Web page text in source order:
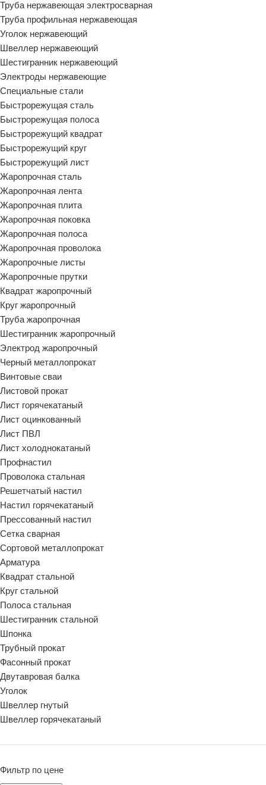
Труба нержавеющая электросварная
Труба профильная нержавеющая
Уголок нержавеющий
Швеллер нержавеющий
Шестигранник нержавеющий
Электроды нержавеющие
Специальные стали
Быстрорежущая сталь
Быстрорежущая полоса
Быстрорежущий квадрат
Быстрорежущий круг
Быстрорежущий лист
Жаропрочная сталь
Жаропрочная лента
Жаропрочная плита
Жаропрочная поковка
Жаропрочная полоса
Жаропрочная проволока
Жаропрочные листы
Жаропрочные прутки
Квадрат жаропрочный
Круг жаропрочный
Труба жаропрочная
Шестигранник жаропрочный
Электрод жаропрочный
Черный металлопрокат
Винтовые сваи
Листовой прокат
Лист горячекатаный
Лист оцинкованный
Лист ПВЛ
Лист холоднокатаный
Профнастил
Проволока стальная
Решетчатый настил
Настил горячекатаный
Прессованный настил
Сетка сварная
Сортовой металлопрокат
Арматура
Квадрат стальной
Круг стальной
Полоса стальная
Шестигранник стальной
Шпонка
Трубный прокат
Фасонный прокат
Двутавровая балка
Уголок
Швеллер гнутый
Швеллер горячекатаный
Фильтр по цене